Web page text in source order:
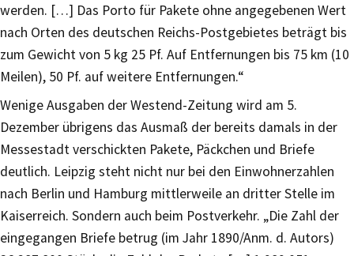
werden. […] Das Porto für Pakete ohne angegebenen Wert
nach Orten des deutschen Reichs-Postgebietes beträgt bis
zum Gewicht von 5 kg 25 Pf. Auf Entfernungen bis 75 km (10
Meilen), 50 Pf. auf weitere Entfernungen.“
Wenige Ausgaben der Westend-Zeitung wird am 5.
Dezember übrigens das Ausmaß der bereits damals in der
Messestadt verschickten Pakete, Päckchen und Briefe
deutlich. Leipzig steht nicht nur bei den Einwohnerzahlen
nach Berlin und Hamburg mittlerweile an dritter Stelle im
Kaiserreich. Sondern auch beim Postverkehr. „Die Zahl der
eingegangen Briefe betrug (im Jahr 1890/Anm. d. Autors)